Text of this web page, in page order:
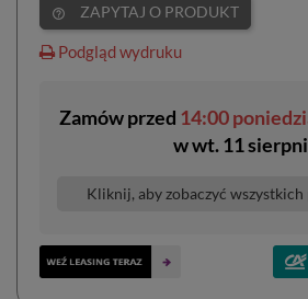
help_outline ZAPYTAJ O PRODUKT
Podgląd wydruku
Zamów przed 14:00
wwt. 11
Kliknij, aby zobaczyć